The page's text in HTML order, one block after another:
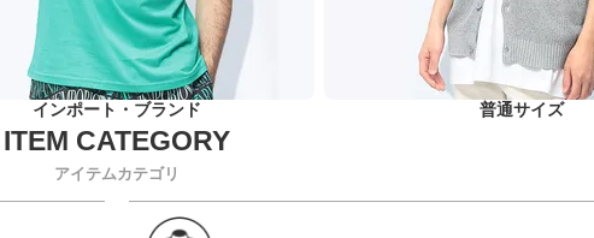
インポート・ブランド 普通サイズ
アイテムカテゴリ